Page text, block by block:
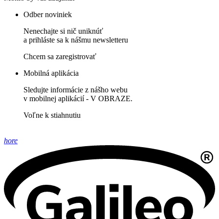
Odber noviniek
Nenechajte si nič uniknúť
a prihláste sa k nášmu newsletteru
Chcem sa zaregistrovať
Mobilná aplikácia
Sledujte informácie z nášho webu
v mobilnej aplikácií - V OBRAZE.
Voľne k stiahnutiu
hore